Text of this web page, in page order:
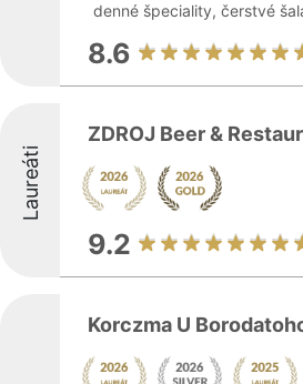
denné špeciality, čerstvé
8.6
Laureáti
ZDROJ Beer &
9.2
Korczma U